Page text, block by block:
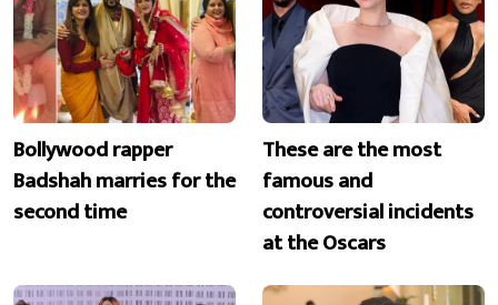
Bollywood rapper
Badshah marries for the
second time
These are the most
famous and
controversial incidents
at the Oscars